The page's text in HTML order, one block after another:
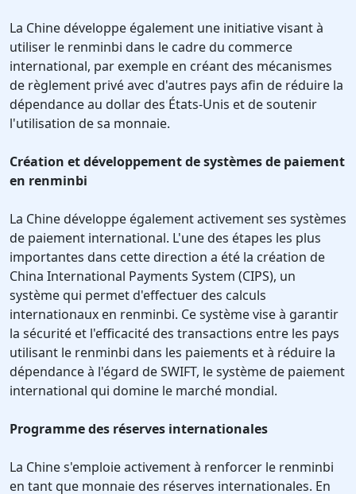
La Chine développe également une initiative visant à
utiliser le renminbi dans le cadre du commerce
international, par exemple en créant des mécanismes
de règlement privé avec d'autres pays afin de réduire la
dépendance au dollar des États-Unis et de soutenir
l'utilisation de sa monnaie.
Création et développement de systèmes de paiement
en renminbi
La Chine développe également activement ses systèmes
de paiement international. L'une des étapes les plus
importantes dans cette direction a été la création de
China International Payments System (CIPS), un
système qui permet d'effectuer des calculs
internationaux en renminbi. Ce système vise à garantir
la sécurité et l'efficacité des transactions entre les pays
utilisant le renminbi dans les paiements et à réduire la
dépendance à l'égard de SWIFT, le système de paiement
international qui domine le marché mondial.
Programme des réserves internationales
La Chine s'emploie activement à renforcer le renminbi
en tant que monnaie des réserves internationales. En